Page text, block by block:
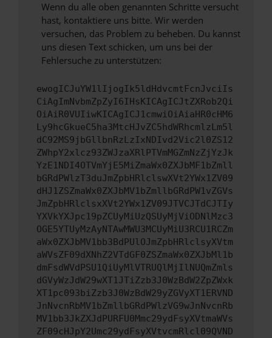
Wenn du alle oben genannten Schritte versucht
hast, kontaktiere uns bitte. Wir werden
versuchen, das Problem zu beheben. Du kannst
uns diesen Text schicken, um uns bei der
Fehlersuche zu unterstützen:
ewogICJuYW1lIjogIk5ldHdvcmtFcnJvciIs
CiAgImNvbmZpZyI6IHsKICAgICJtZXRob2Qi
OiAiR0VUIiwKICAgICJ1cmwiOiAiaHR0cHM6
Ly9hcGkueC5ha3MtcHJvZC5hdWRhcmlzLm5l
dC92MS9jbGllbnRzLzIxNDIvd2Vic2l0ZS12
ZWhpY2xlcz93ZWJzaXRlPTVmMGZmNzZjYzJk
YzE1NDI4OTVmYjE5MiZmaWx0ZXJbMF1bZmll
bGRdPWlzT3duJmZpbHRlclswXVt2YWx1ZV09
dHJ1ZSZmaWx0ZXJbMV1bZmllbGRdPW1vZGVs
JmZpbHRlclsxXVt2YWx1ZV09JTVCJTdCJTIy
YXVkYXJpc19pZCUyMiUzQSUyMjViODNlMzc3
OGE5YTUyMzAyNTAwMWU3MCUyMiU3RCU1RCZm
aWx0ZXJbMV1bb3BdPUlOJmZpbHRlclsyXVtm
aWVsZF09dXNhZ2VTdGF0ZSZmaWx0ZXJbMl1b
dmFsdWVdPSU1QiUyMlVTRUQlMjIlNUQmZmls
dGVyWzJdW29wXT1JTiZzb3J0WzBdW2ZpZWxk
XT1pc093biZzb3J0WzBdW29yZGVyXT1ERVND
JnNvcnRbMV1bZmllbGRdPWlzVG9wJnNvcnRb
MV1bb3JkZXJdPURFU0Mmc29ydFsyXVtmaWVs
ZF09cHJpY2Umc29ydFsyXVtvcmRlcl09QVND